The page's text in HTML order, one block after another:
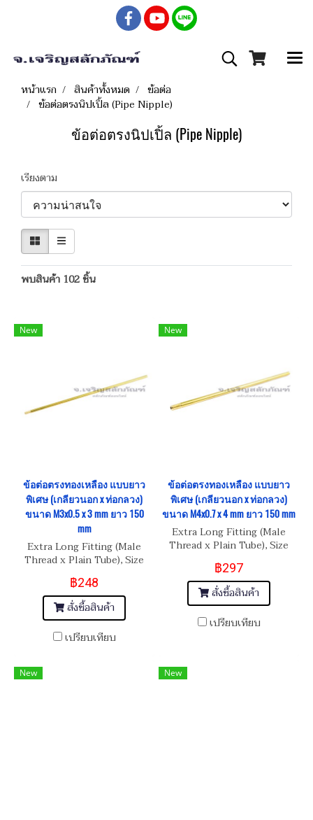
หน้าแรก สินค้าทั้งหมด
ข้อต่อ
ข้อต่อตรงนิปเปิ้ล (Pipe Nipple)
ข้อต่อตรงนิปเปิ้ล (Pipe Nipple)
เรียงตาม
พบสินค้า 102 ชิ้น
New
ข้อต่อตรงทองเหลือง แบบยาว
พิเศษ (เกลียวนอก x ท่อกลวง)
ขนาด M3x0.5 x 3 mm ยาว 150
mm
Extra Long Fitting (Male
Thread x Plain Tube), Size
M3x0.5 x 3 mm
฿248
สั่งซื้อสินค้า
เปรียบเทียบ
New
ข้อต่อตรงทองเหลือง แบบยาว
พิเศษ (เกลียวนอก x ท่อกลวง)
ขนาด M4x0.7 x 4 mm ยาว 150 mm
Extra Long Fitting (Male
Thread x Plain Tube), Size
M4x0.7 x 4 mm
฿297
สั่งซื้อสินค้า
เปรียบเทียบ
New New